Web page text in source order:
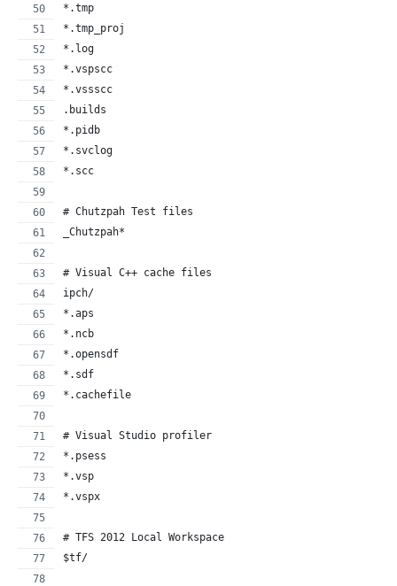
*.tmp
*.tmp_proj
*.log
*.vspscc
*.vssscc
.builds
*.pidb
*.svclog
*.scc
# Chutzpah Test files
_Chutzpah*
# Visual C++ cache files
ipch/
*.aps
*.ncb
*.opensdf
*.sdf
*.cachefile
# Visual Studio profiler
*.psess
*.vsp
*.vspx
# TFS 2012 Local Workspace
$tf/